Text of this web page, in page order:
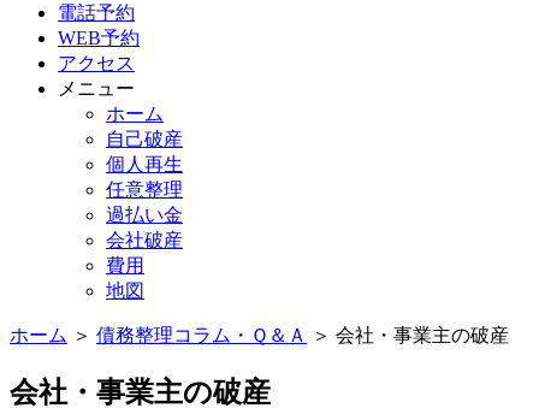
電話予約
WEB予約
アクセス
メニュー
ホーム
自己破産
個人再生
任意整理
過払い金
会社破産
費用
地図
ホーム ＞ 債務整理コラム・Ｑ＆Ａ ＞ 会社・事業主の破産
会社・事業主の破産